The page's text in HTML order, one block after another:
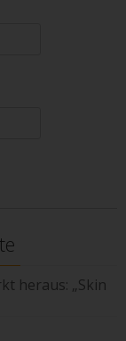
heraus: „Skin